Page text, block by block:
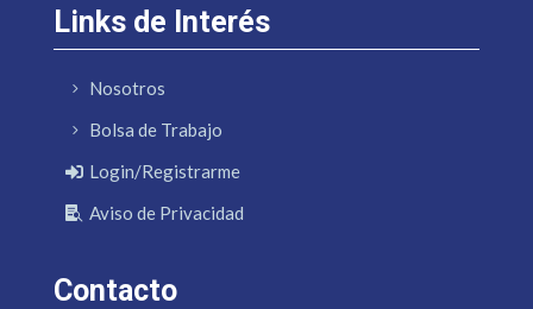
Links de Interés
Nosotros
Bolsa de Trabajo
Login/Registrarme
Aviso de Privacidad
Contacto